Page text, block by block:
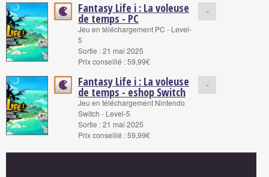
Fantasy Life i : La voleuse
de temps - PC
Jeu en téléchargement PC - Level-
5
Sortie : 21 mai 2025
Prix conseillé : 59,99€
-
Fantasy Life i : La voleuse
de temps - eshop Switch
Jeu en téléchargement Nintendo
Switch - Level-5
Sortie : 21 mai 2025
Prix conseillé : 59,99€
-